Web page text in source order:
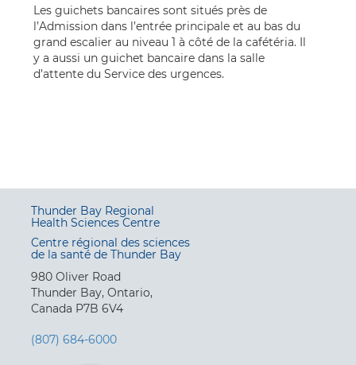
Les guichets bancaires sont situés près de
l’Admission dans l’entrée principale et au bas du
grand escalier au niveau 1 à côté de la cafétéria. Il
y a aussi un guichet bancaire dans la salle
d’attente du Service des urgences.
Thunder Bay Regional
Health Sciences Centre
Centre régional des sciences
de la santé de Thunder Bay
980 Oliver Road
Thunder Bay, Ontario,
Canada P7B 6V4
(807) 684-6000